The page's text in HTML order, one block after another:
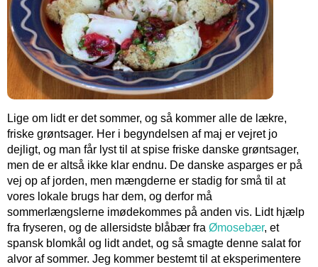
Lige om lidt er det sommer, og så kommer alle de lækre,
friske grøntsager. Her i begyndelsen af maj er vejret jo
dejligt, og man får lyst til at spise friske danske grøntsager,
men de er altså ikke klar endnu. De danske asparges er på
vej op af jorden, men mængderne er stadig for små til at
vores lokale brugs har dem, og derfor må
sommerlængslerne imødekommes på anden vis. Lidt hjælp
fra fryseren, og de allersidste blåbær fra Ømosebær, et
spansk blomkål og lidt andet, og så smagte denne salat for
alvor af sommer. Jeg kommer bestemt til at eksperimentere